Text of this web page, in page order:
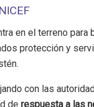
en el terreno para
protección y
con las
de respuesta a las